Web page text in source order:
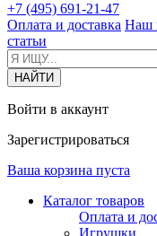
+7 (495) 691-21-47
Оплата и доставка Наш
статьи
Войти в аккаунт
Зарегистрироваться
Ваша корзина пуста
Каталог товаров
Оплата и
Игрушки